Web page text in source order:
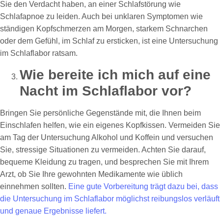
Sie den Verdacht haben, an einer Schlafstörung wie
Schlafapnoe zu leiden. Auch bei unklaren Symptomen wie
ständigen Kopfschmerzen am Morgen, starkem Schnarchen
oder dem Gefühl, im Schlaf zu ersticken, ist eine Untersuchung
im Schlaflabor ratsam.
Wie bereite ich mich auf eine
Nacht im Schlaflabor vor?
Bringen Sie persönliche Gegenstände mit, die Ihnen beim
Einschlafen helfen, wie ein eigenes Kopfkissen. Vermeiden Sie
am Tag der Untersuchung Alkohol und Koffein und versuchen
Sie, stressige Situationen zu vermeiden. Achten Sie darauf,
bequeme Kleidung zu tragen, und besprechen Sie mit Ihrem
Arzt, ob Sie Ihre gewohnten Medikamente wie üblich
einnehmen sollten. Eine gute Vorbereitung trägt dazu bei, dass
die Untersuchung im Schlaflabor möglichst reibungslos verläuft
und genaue Ergebnisse liefert.